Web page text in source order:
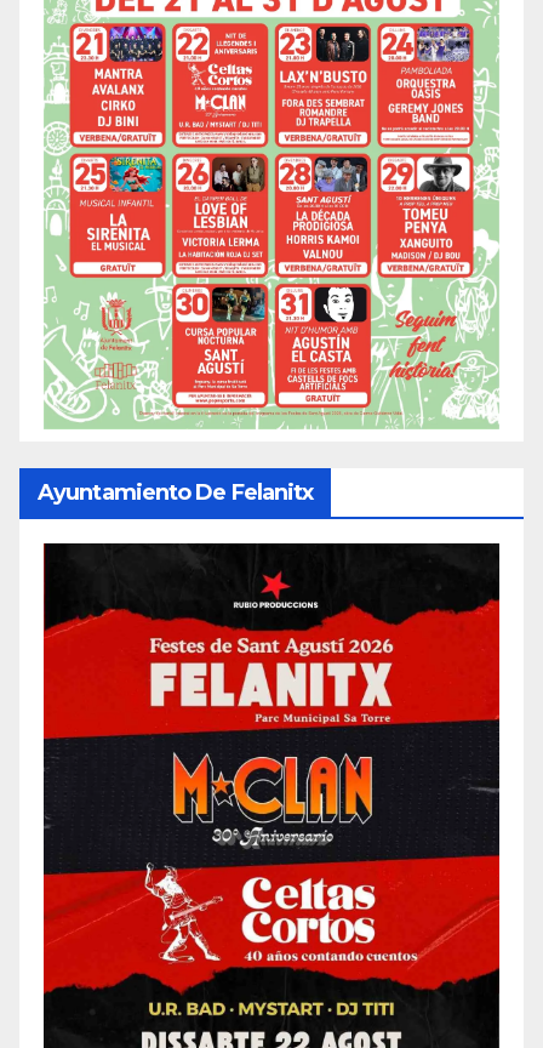
Ayuntamiento De Felanitx